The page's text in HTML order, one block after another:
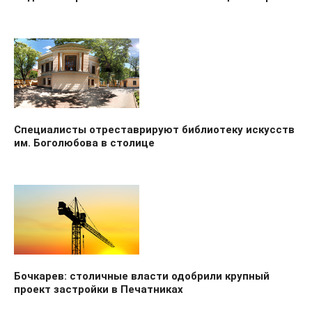
Специалисты отреставрируют библиотеку искусств
им. Боголюбова в столице
Бочкарев: столичные власти одобрили крупный
проект застройки в Печатниках